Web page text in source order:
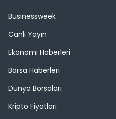
Businessweek
Canlı Yayın
Ekonomi Haberleri
Borsa Haberleri
Dünya Borsaları
Kripto Fiyatları